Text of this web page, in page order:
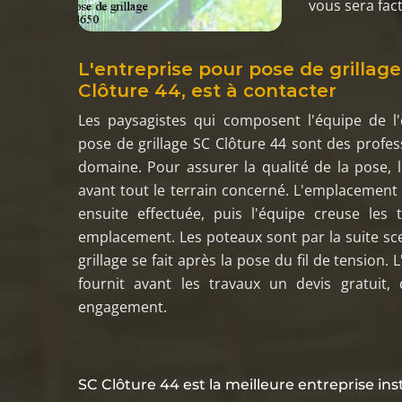
vous sera
L'entreprise pour pose de grillage
Clôture 44, est à contacter
Les paysagistes qui composent l'équipe de
pose de grillage SC Clôture 44 sont des
domaine. Pour assurer la qualité de la pose,
avant tout le terrain concerné.
ensuite effectuée, puis l'équipe creuse
emplacement. Les poteaux sont par la suite
grillage se fait après la pose du fil de tension.
fournit avant les travaux un devis gratuit,
engagement.
SC Clôture 44 est la meilleure entreprise